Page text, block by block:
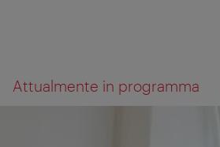
navigazione
contenuto
Attualmente in programma